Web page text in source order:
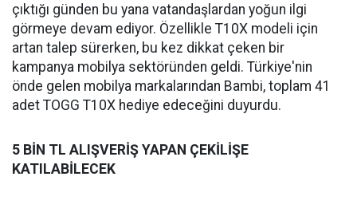
çıktığı günden bu yana vatandaşlardan yoğun ilgi
görmeye devam ediyor. Özellikle T10X modeli için
artan talep sürerken, bu kez dikkat çeken bir
kampanya mobilya sektöründen geldi. Türkiye'nin
önde gelen mobilya markalarından Bambi, toplam 41
adet TOGG T10X hediye edeceğini duyurdu.
5 BİN TL ALIŞVERİŞ YAPAN ÇEKİLİŞE
KATILABİLECEK